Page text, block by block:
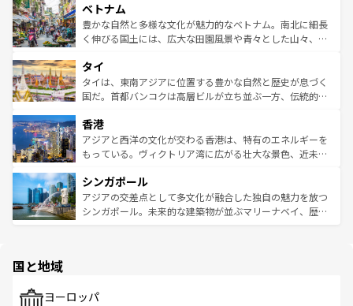
参照してほしい。
容にもいいと評判のスイーツなど、バラエティ豊かな料理
が味わえる。 なお、新着の台湾情報は コンテンツ一覧を参
照してほしい。
き、地方に足を延ばせば四季折々の自然美を楽しむことが
できる。そして、キムチや焼肉、絶品のストリートフード
まで、さまざまな韓国料理が待っている。夜には、韓国な
リティに包まれながら、韓国の多彩な魅力を心ゆくまで味
わってみてほしい。 なお、新着の韓国情報はコンテンツ一
覧を参照してほしい。
ベトナム
豊かな自然と多様な文化が魅力的なベトナム。南北に細長
く伸びる国土には、広大な田園風景や青々とした山々、世
急速な発展と共に伝統が息づく。ハノイの古い町並みやホ
ーチミン市のフランス統治時代の建物も、独特の雰囲気を
醸し出している。また、バラエティの豊かさとおいしさで
とつ。フォーやバインミー、ベトナムコーヒーなどは、ぜ
ひ現地で味わいたい。どの地域を訪れてもあたたかい人々
が旅行者を迎えてくれるので、きっと忘れられない旅にな
参照してほしい。
タイ
タイは、東南アジアに位置する豊かな自然と歴史が息づく
国だ。首都バンコクは高層ビルが立ち並ぶ一方、伝統的な
の活気が交差している。北部ではチェンマイなどの山岳地
帯で自然と触れ合い、南部ではプーケットやクラビの美し
いビーチでリゾート気分を楽しむことができる。タイ料理
激する。気候は一年中温暖で、どの季節にも異なる楽しみ
が待っている。親しみやすいタイの人々、仏教を中心とし
た文化、そして多様な観光資源が、訪れる旅人を魅了し続
香港
アジアと西洋の文化が交わる香港は、特有のエネルギーを
もっている。ヴィクトリア湾に広がる壮大な景色、近未来
み、どこを訪れても感動するはず。観光スポットが密集し
ており、効率よく見どころを回れるのも魅力。息をのむよ
うな絶景から文化的な体験まで、香港を存分に楽しみ尽く
シンガポール
アジアの交差点として多文化が融合した独自の魅力を放つ
シンガポール。未来的な建築物が並ぶマリーナベイ、歴史
で、ホーカーズは地元の風情を楽しめる外せないスポット
国と地域
ヨーロッパ